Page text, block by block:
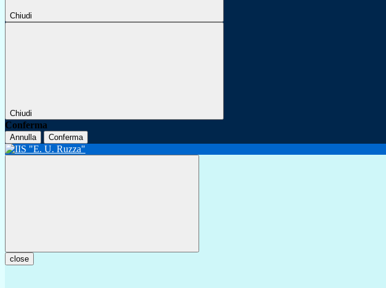
Chiudi
Chiudi
Conferma
Annulla Conferma
close